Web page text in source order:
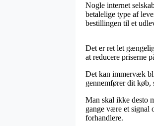
Nogle internet
betalelige type af
bestillingen til et
Det er ret let
at reducere priserne
Det kan immervæk
gennemfører dit køb,
Man skal ikke desto
gange være et signal
forhandlere.